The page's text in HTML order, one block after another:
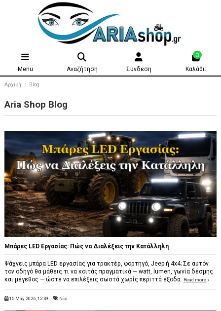
Menu Αναζήτηση Σύνδεση
0
Καλάθι:
Αρχική Blog
Aria Shop Blog
Μπάρες LED Εργασίας: Πώς να Διαλέξεις την Κατάλληλη
Ψάχνεις μπάρα LED εργασίας για τρακτέρ, φορτηγό, Jeep ή 4x4; Σε αυτόν
τον οδηγό θα μάθεις τι να κοιτάς πραγματικά — watt, lumen, γωνία δέσμης
και μέγεθος — ώστε να επιλέξεις σωστά χωρίς περιττά έξοδα. Read more
15 May 2026, 12:39 Νέα